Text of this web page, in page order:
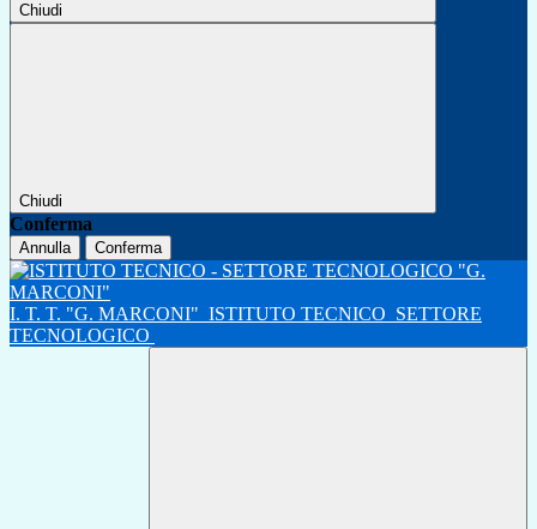
Chiudi
Chiudi
Conferma
Annulla Conferma
I. T. T. "G. MARCONI" ISTITUTO TECNICO SETTORE
TECNOLOGICO